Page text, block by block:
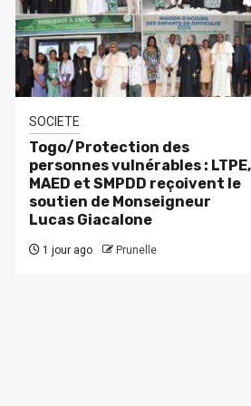
SOCIETE
Togo/Protection des
personnes vulnérables : LTPE,
MAED et SMPDD reçoivent le
soutien de Monseigneur
Lucas Giacalone
1 jour ago Prunelle